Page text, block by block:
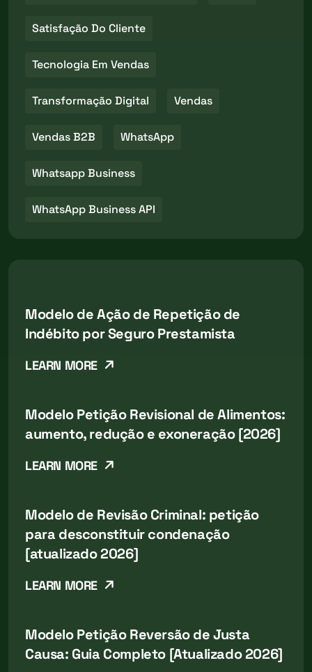
Satisfação Do Cliente
Tecnologia Em Vendas
Transformação Digital Vendas
Vendas B2B WhatsApp
Whatsapp Business
WhatsApp Business API
Modelo de Ação de Repetição de
Indébito por Seguro Prestamista
LEARN MORE
Modelo Petição Revisional de Alimentos:
aumento, redução e exoneração [2026]
LEARN MORE
Modelo de Revisão Criminal: petição
para desconstituir condenação
[atualizado 2026]
LEARN MORE
Modelo Petição Reversão de Justa
Causa: Guia Completo [Atualizado 2026]